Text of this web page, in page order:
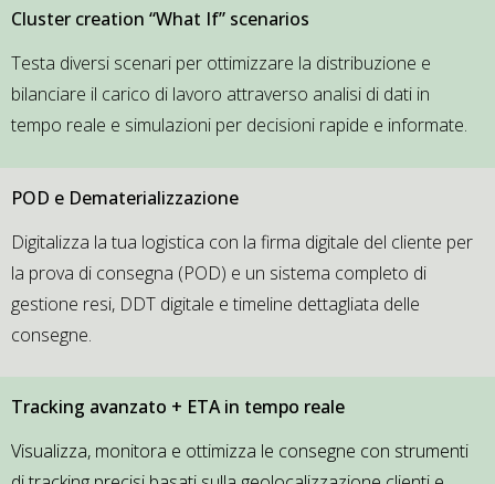
Cluster creation “What If” scenarios
Testa diversi scenari per ottimizzare la distribuzione e
bilanciare il carico di lavoro attraverso analisi di dati in
tempo reale e simulazioni per decisioni rapide e informate.
POD e Dematerializzazione
Digitalizza la tua logistica con la firma digitale del cliente per
la prova di consegna (POD) e un sistema completo di
gestione resi, DDT digitale e timeline dettagliata delle
consegne.
Tracking avanzato + ETA in tempo reale​
Visualizza, monitora e ottimizza le consegne con strumenti